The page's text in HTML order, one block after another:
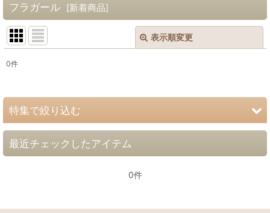
フラガール [新着商品]
表示順変更
並び順 :
0件
特集で絞り込む
Miyako Island Series
最近チェックしたアイテム
0件